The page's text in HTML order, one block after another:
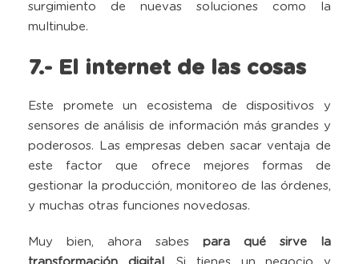
surgimiento de nuevas soluciones como la
multinube.
7.- El internet de las cosas
Este promete un ecosistema de dispositivos y
sensores de análisis de información más grandes y
poderosos. Las empresas deben sacar ventaja de
este factor que ofrece mejores formas de
gestionar la producción, monitoreo de las órdenes,
y muchas otras funciones novedosas.
Muy bien, ahora sabes para qué sirve la